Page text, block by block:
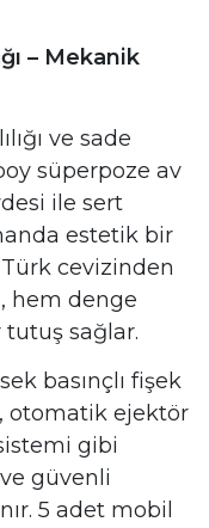
– Mekanik
ve sade
süperpoze av
ile sert
estetik bir
cevizinden
hem denge
tutuş sağlar.
basınçlı fişek
otomatik ejektör
gibi
ve güvenli
5 adet mobil